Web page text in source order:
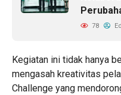
78
Kegiatan ini tidak hanya
mengasah kreativitas
Challenge yang